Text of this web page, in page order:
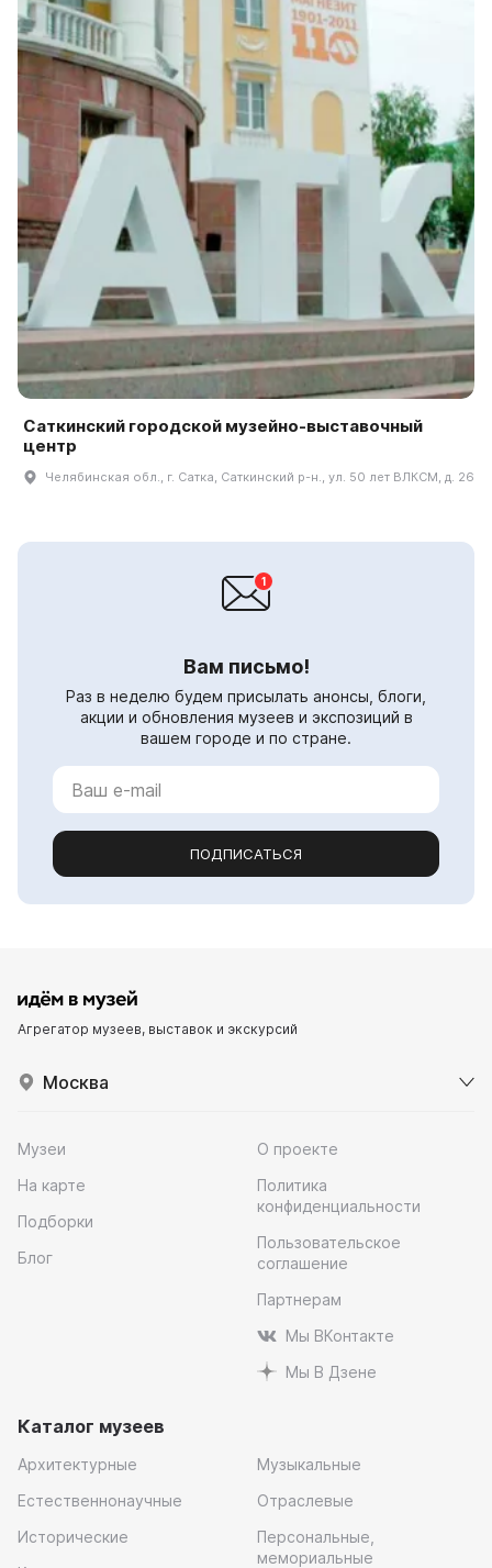
Саткинский городской музейно-выставочный
центр
Челябинская обл., г. Сатка, Саткинский р-н., ул. 50 лет ВЛКСМ, д. 26
Вам письмо!
Раз в неделю будем присылать анонсы, блоги,
акции и обновления музеев и экспозиций в
вашем городе и по стране.
ПОДПИСАТЬСЯ
Агрегатор музеев, выставок и экскурсий
Москва
Музеи
На карте
Подборки
Блог
О проекте
Политика
конфиденциальности
Пользовательское
соглашение
Партнерам
Мы ВКонтакте
Мы В Дзене
Каталог музеев
Архитектурные
Естественнонаучные
Исторические
Музыкальные
Отраслевые
Персональные,
мемориальные